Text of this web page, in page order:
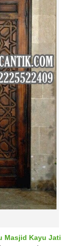
Masjid Kayu Jati